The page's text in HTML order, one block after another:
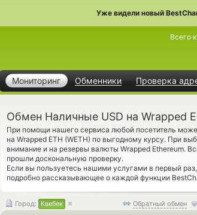
Уже видели новый
Мониторинг Обменники Проверка
Всего
Обмен Наличные USD на Wrapped
При помощи нашего сервиса любой посетитель
на Wrapped ETH (WETH) по выгодному курсу. При
внимание и на резервы валюты Wrapped Ethereum.
прошли доскональную проверку.
Если вы пользуетесь нашими услугами в первый
подробно рассказывающее о каждой функции
Обратный обмен
Город: Квебек